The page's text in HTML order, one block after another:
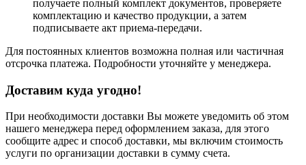
получаете полный комплект документов, проверяете
комплектацию и качество продукции, а затем
подписываете акт приема-передачи.
Для постоянных клиентов возможна полная или частичная
отсрочка платежа. Подробности уточняйте у менеджера.
Доставим куда угодно!
При необходимости доставки Вы можете уведомить об этом
нашего менеджера перед оформлением заказа, для этого
сообщите адрес и способ доставки, мы включим стоимость
услуги по организации доставки в сумму счета.